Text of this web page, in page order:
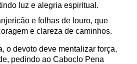
luz e alegria espiritual.
e folhas de louro, que
e clareza de caminhos.
o devoto deve mentalizar força,
pedindo ao Caboclo Pena